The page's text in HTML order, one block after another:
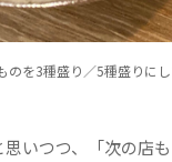
のを3種盛り／5種盛りに
いつつ、「次の店